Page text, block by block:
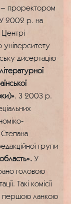
– проректором
2002 р. на
Центрі
університету
дисертацію
. З 2003 р.
Степана
групи
У
головою
Такі комісії
першою ланкою